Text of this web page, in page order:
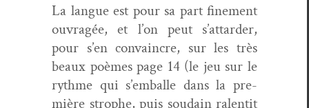
La langue est pour sa part fine­ment
ouvragée, et l’on peut s’attarder,
pour s’en con­va­in­cre, sur les très
beaux poèmes page 14 (le jeu sur le
rythme qui s’emballe dans la pre­
mière stro­phe, puis soudain ralen­tit